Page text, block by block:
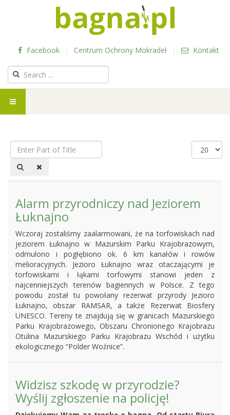
Facebook | Centrum Ochrony Mokradeł | Kontakt
Enter
Part
of
Display
#
Alarm przyrodniczy nad Jeziorem
Łuknajno
Wczoraj zostaliśmy zaalarmowani, że na torfowiskach nad
jeziorem Łuknajno w Mazurskim Parku Krajobrazowym,
odmulono i pogłębiono ok. 6 km kanałów i rowów
melioracyjnych. Jezioro Łuknajno wraz otaczającymi je
torfowiskami i łąkami torfowymi stanowi jeden z
najcenniejszych terenów bagiennych w Polsce. Z tego
powodu został tu powołany rezerwat przyrody Jezioro
Łuknajno, obszar RAMSAR, a także Rezerwat Biosfery
UNESCO. Tereny te znajdują się w granicach Mazurskiego
Parku Krajobrazowego, Obszaru Chronionego Krajobrazu
Otulina Mazurskiego Parku Krajobrazu Wschód i użytku
ekologicznego “Polder Woźnice”.
Widzisz szkodę w przyrodzie?
Wyślij zgłoszenie na policję!